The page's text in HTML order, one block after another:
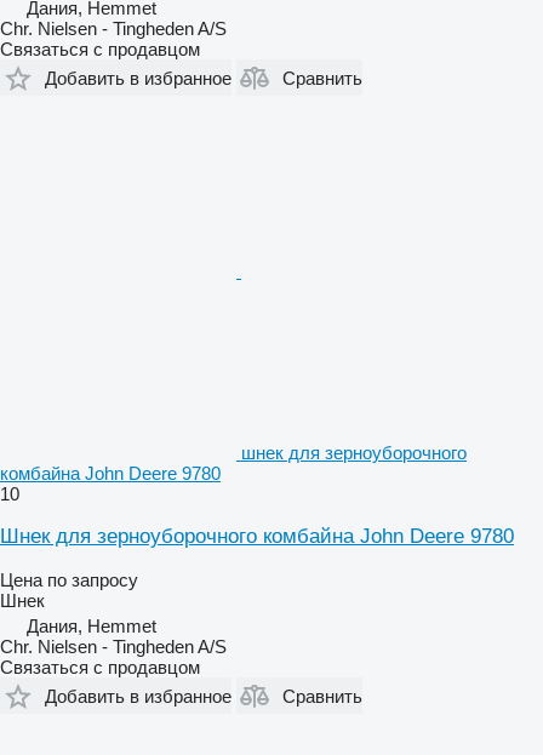
Дания, Hemmet
Chr. Nielsen - Tingheden A/S
Связаться с продавцом
Добавить в избранное
Сравнить
шнек для зерноуборочного
комбайна John Deere 9780
10
Шнек для зерноуборочного комбайна John Deere 9780
Цена по запросу
Шнек
Дания, Hemmet
Chr. Nielsen - Tingheden A/S
Связаться с продавцом
Добавить в избранное
Сравнить